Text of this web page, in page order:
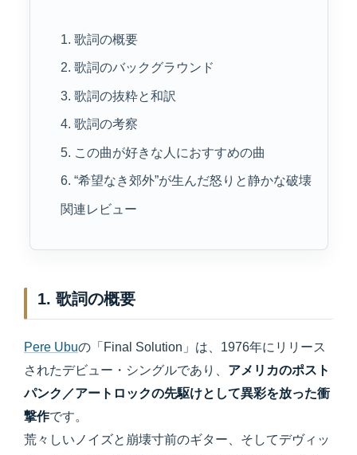
1. 歌詞の概要
2. 歌詞のバックグラウンド
3. 歌詞の抜粋と和訳
4. 歌詞の考察
5. この曲が好きな人におすすめの曲
6. “希望なき郊外”が生んだ怒りと静かな破壊
関連レビュー
1. 歌詞の概要
Pere Ubuの「Final Solution」は、1976年にリリース
されたデビュー・シングルであり、 アメリカのポスト
パンク／アートロックの先駆けとして異彩を放った衝
撃作です。
荒々しいノイズと崩壊寸前のギター、そしてデヴィッ